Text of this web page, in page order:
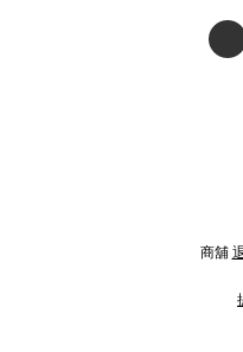
商舖